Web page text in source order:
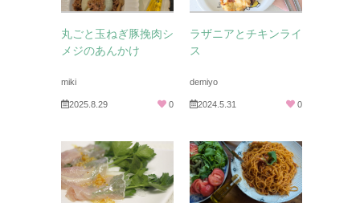
丸ごと玉ねぎ豚挽肉シ
メジのあんかけ
miki
2025.8.29 0
ラザニアとチキンライ
ス
demiyo
2024.5.31 0